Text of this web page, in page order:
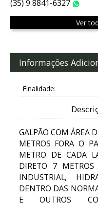
(35) 9 8841-6327
Ver
Informações
Finalidade:
GALPÃO COM ÁREA
METROS FORA O
METRO DE CADA
DIRETO 7
INDUSTRIAL,
DENTRO DAS
E OUTROS